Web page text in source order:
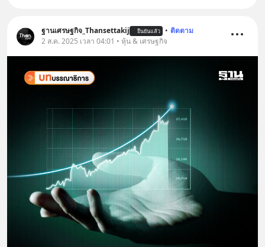
ฐานเศรษฐกิจ_Thansettakij ยืนยันแล้ว • ติดตาม
2 ส.ค. 2025 เวลา 04:01 • หุ้น & เศรษฐกิจ